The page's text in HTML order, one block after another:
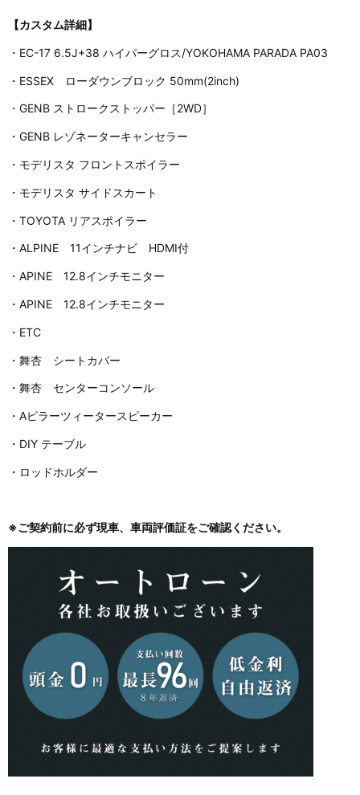
【カスタム詳細】
・EC-17 6.5J+38 ハイパーグロス/YOKOHAMA PARADA PA03
・ESSEX ローダウンブロック 50mm(2inch)
・GENB ストロークストッパー［2WD］
・GENB レゾネーターキャンセラー
・モデリスタ フロントスポイラー
・モデリスタ サイドスカート
・TOYOTA リアスポイラー
・ALPINE 11インチナビ HDMI付
・APINE 12.8インチモニター
・APINE 12.8インチモニター
・ETC
・舞杏 シートカバー
・舞杏 センターコンソール
・Aピラーツィータースピーカー
・DIY テーブル
・ロッドホルダー
※ご契約前に必ず現車、車両評価証をご確認ください。